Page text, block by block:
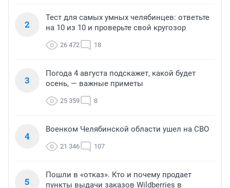
2
Тест для самых умных челябинцев: ответьте
на 10 из 10 и проверьте свой кругозор
26 472 18
3
Погода 4 августа подскажет, какой будет
осень, — важные приметы
25 359 8
4
Военком Челябинской области ушел на СВО
21 346 107
5
Пошли в «отказ». Кто и почему продает
пункты выдачи заказов Wildberries в